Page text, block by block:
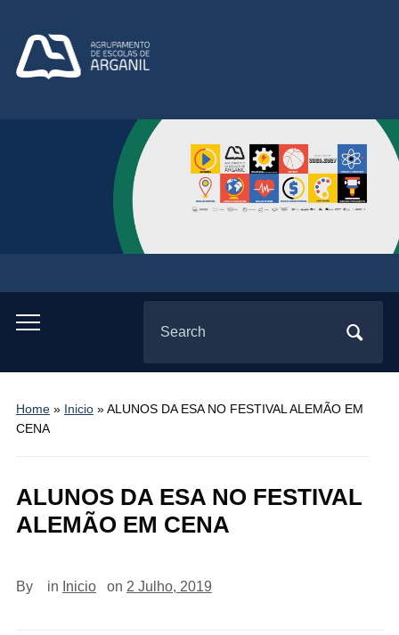
Toggle
menu
for:
Home» Inicio»ALUNOS DA ESA NO FESTIVAL ALEMÃO EM
CENA
ALUNOS DA ESA NO FESTIVAL
ALEMÃO EM CENA
By in Inicio on 2 Julho, 2019